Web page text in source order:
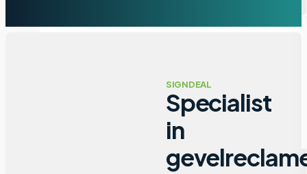
Zuilen & Wayfinding
SIGNDEAL
Specialist
in